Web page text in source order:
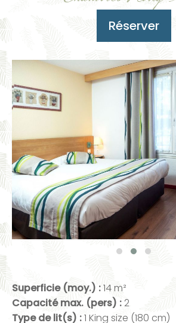
Réserver
Superficie (moy.) :14 m²
Capacité max. (pers) : 2
Type de lit(s) :1 King size (180 cm)